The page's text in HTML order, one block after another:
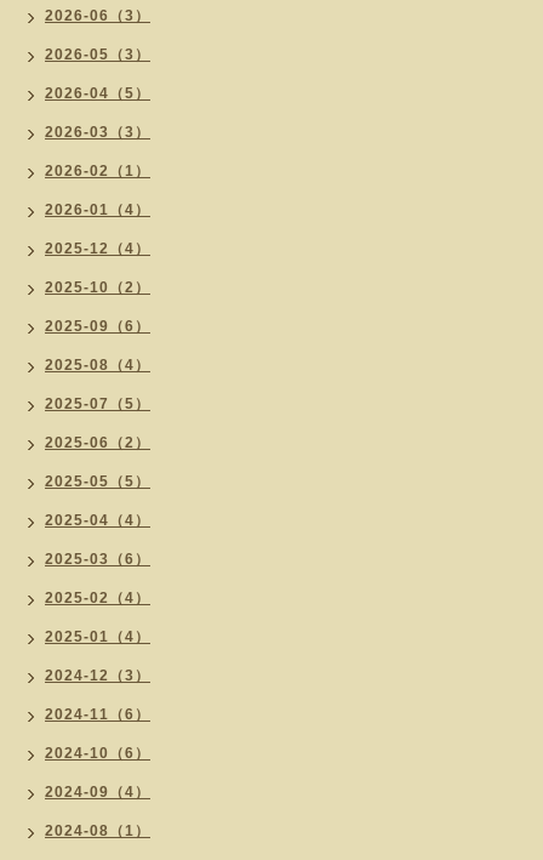
2026-06（3）
2026-05（3）
2026-04（5）
2026-03（3）
2026-02（1）
2026-01（4）
2025-12（4）
2025-10（2）
2025-09（6）
2025-08（4）
2025-07（5）
2025-06（2）
2025-05（5）
2025-04（4）
2025-03（6）
2025-02（4）
2025-01（4）
2024-12（3）
2024-11（6）
2024-10（6）
2024-09（4）
2024-08（1）